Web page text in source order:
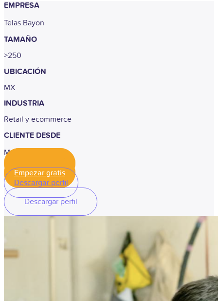
EMPRESA
Telas Bayon
TAMAÑO
>250
UBICACIÓN
MX
INDUSTRIA
Retail y ecommerce
CLIENTE DESDE
Marzo, 2024
Empezar gratis
Descargar perfil
Descargar perfil